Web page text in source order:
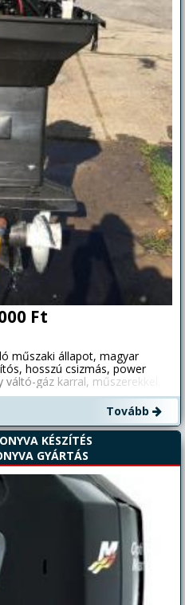
Ft
műszaki állapot, magyar
hosszú csizmás, power
gáz karral, műszerekkel.
FiPaNVwMilg?
Tovább
KÉSZÍTÉS
GYÁRTÁS